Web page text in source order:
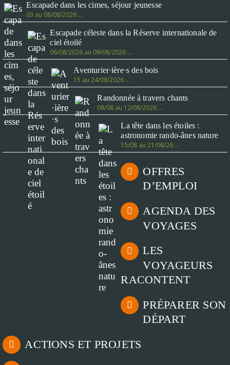
Escapade dans les cimes, séjour jeunesse
03 au 08/08/2026 …
Escapade céleste dans la Réserve internationale de
ciel étoilé
06/08/2026 au 09/08/2026 …
Aventurier·ière·s des bois
15 au 24/08/2026 …
Randonnée à travers chants
08/08 au 12/08/2026 …
La tête dans les étoiles :
astronomie rando-ânes nature
15/08 au 21/08/26 …
OFFRES
D’EMPLOI
AGENDA DES
VOYAGES
LES
VOYAGEURS
RACONTENT
PRÉPARER SON
DÉPART
ACTIONS ET PROJETS